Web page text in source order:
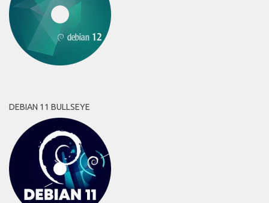
DEBIAN 11 BULLSEYE